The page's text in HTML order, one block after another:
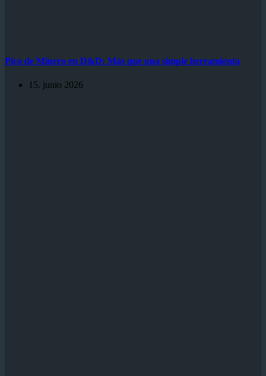
Pico de Minero en D&D: Más que una simple herramienta
15. junio 2026